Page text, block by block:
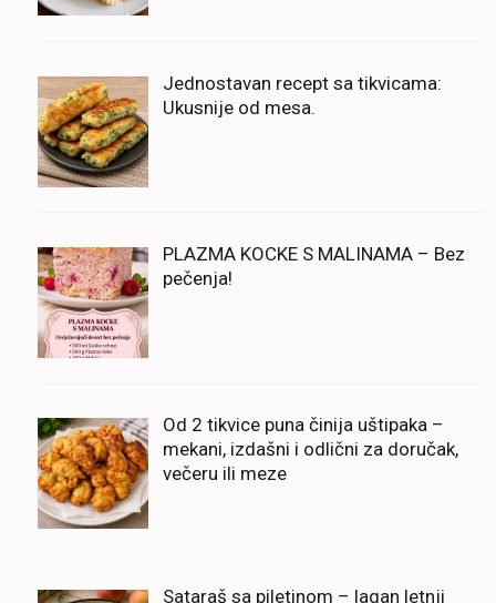
Jednostavan recept sa tikvicama:
Ukusnije od mesa.
PLAZMA KOCKE S MALINAMA – Bez
pečenja!
Od 2 tikvice puna činija uštipaka –
mekani, izdašni i odlični za doručak,
večeru ili meze
Sataraš sa piletinom – lagan letnji